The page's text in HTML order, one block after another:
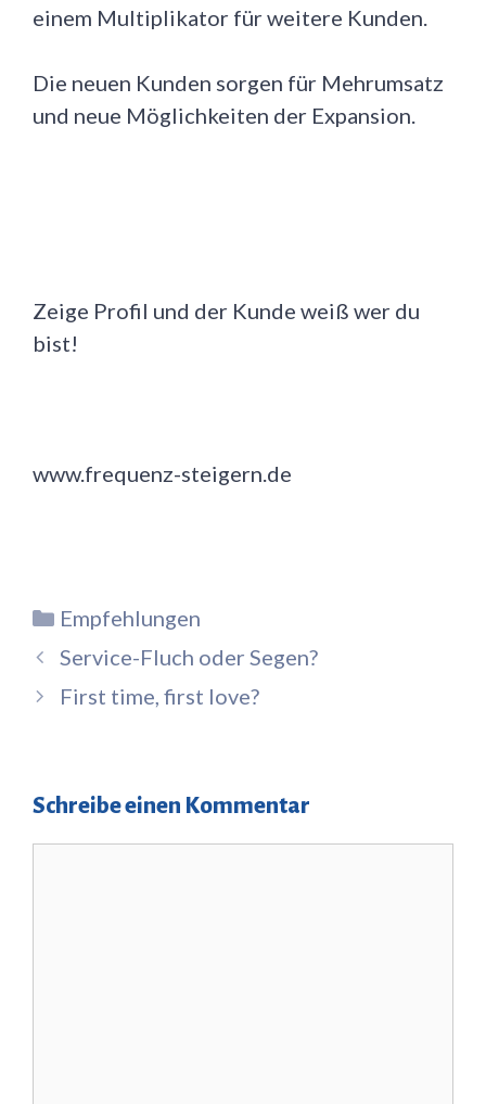
einem Multiplikator für weitere Kunden.
Die neuen Kunden sorgen für Mehrumsatz
und neue Möglichkeiten der Expansion.
Zeige Profil und der Kunde weiß wer du
bist!
www.frequenz-steigern.de
Kategorien
Empfehlungen
Service-Fluch oder Segen?
First time, first love?
Schreibe einen Kommentar